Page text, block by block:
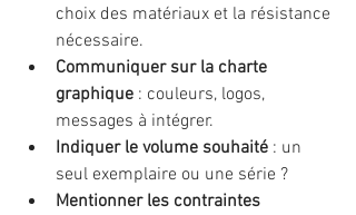
choix des matériaux et la résistance
nécessaire.
Communiquer sur la charte
graphique : couleurs, logos,
messages à intégrer.
Indiquer le volume souhaité : un
seul exemplaire ou une série ?
Mentionner les contraintes